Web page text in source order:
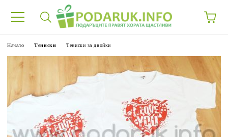
Начало Тениски Тениски за двойки